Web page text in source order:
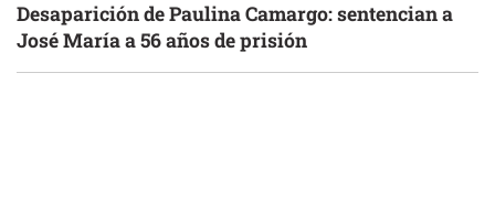
Desaparición de Paulina Camargo: sentencian a
José María a 56 años de prisión